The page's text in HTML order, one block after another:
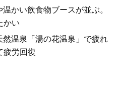
かい飲食物ブースが並ぶ。
かい
温泉「湯の花温泉」で疲れ
疲労回復